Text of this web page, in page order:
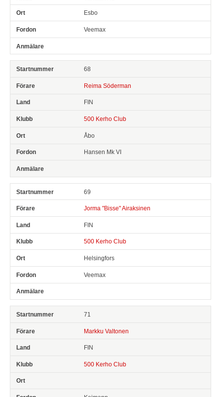
Esbo
Veemax
68
Reima Söderman
FIN
500 Kerho Club
Åbo
Hansen Mk VI
69
Jorma "Bisse" Airaksinen
FIN
500 Kerho Club
Helsingfors
Veemax
71
Markku Valtonen
FIN
500 Kerho Club